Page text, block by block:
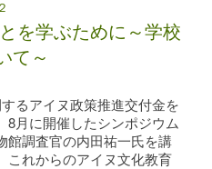
を学ぶために～学校
て～
るアイヌ政策推進交付金を
月に開催したシンポジウム
館調査官の内田祐一氏を講
これからのアイヌ文化教育